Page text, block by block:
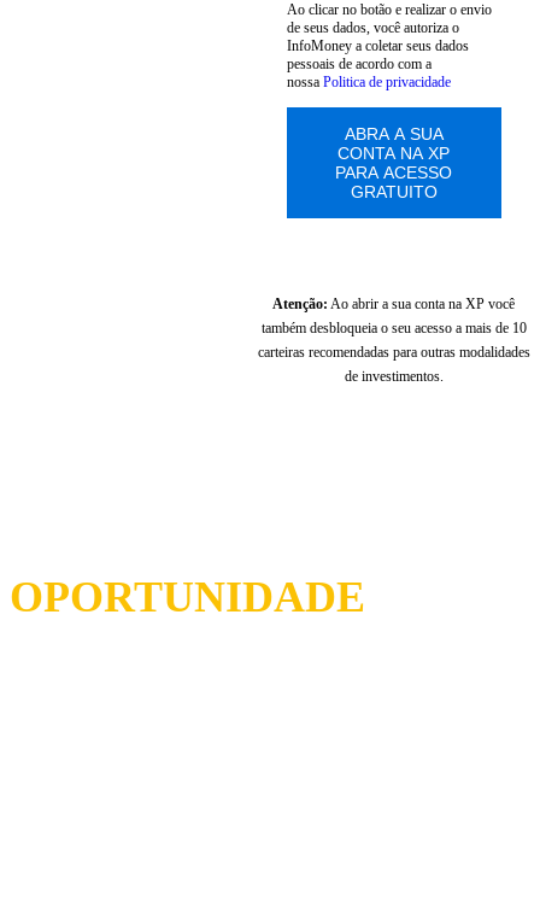
Ao clicar no botão e realizar o envio
de seus dados, você autoriza o
InfoMoney a coletar seus dados
pessoais de acordo com a
nossa Politica de privacidade
Atenção: Ao abrir a sua conta na XP você
também desbloqueia o seu acesso a mais de 10
carteiras recomendadas para outras modalidades
de investimentos.
OPORTUNIDADE